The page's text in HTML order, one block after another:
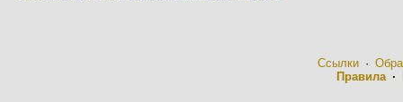
Ссылки·
Правила·